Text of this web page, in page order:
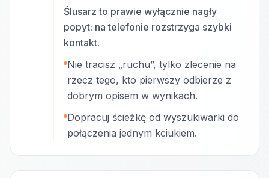
Ślusarz to prawie wyłącznie nagły
popyt: na telefonie rozstrzyga szybki
kontakt.
Nie tracisz „ruchu”, tylko zlecenie na
rzecz tego, kto pierwszy odbierze z
dobrym opisem w wynikach.
Dopracuj ścieżkę od wyszukiwarki do
połączenia jednym kciukiem.